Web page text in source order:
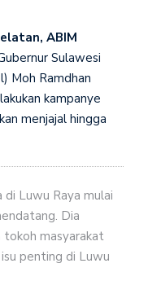
ABIM
Sulawesi
Moh Ramdhan
kampanye
menjajal hingga
di Luwu Raya mulai
Dia
tokoh masyarakat
penting di Luwu